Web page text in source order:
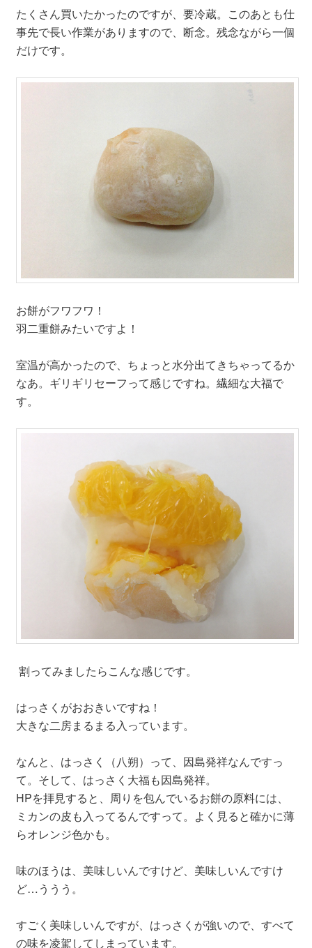
たくさん買いたかったのですが、要冷蔵。このあとも仕
事先で長い作業がありますので、断念。残念ながら一個
だけです。
お餅がフワフワ！
羽二重餅みたいですよ！
室温が高かったので、ちょっと水分出てきちゃってるか
なあ。ギリギリセーフって感じですね。繊細な大福で
す。
割ってみましたらこんな感じです。
はっさくがおおきいですね！
大きな二房まるまる入っています。
なんと、はっさく（八朔）って、因島発祥なんですっ
て。そして、はっさく大福も因島発祥。
HPを拝見すると、周りを包んでいるお餅の原料には、
ミカンの皮も入ってるんですって。よく見ると確かに薄
らオレンジ色かも。
味のほうは、美味しいんですけど、美味しいんですけ
ど…ううう。
すごく美味しいんですが、はっさくが強いので、すべて
の味を凌駕してしまっています。